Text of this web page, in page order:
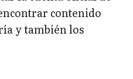
contenido
y también los